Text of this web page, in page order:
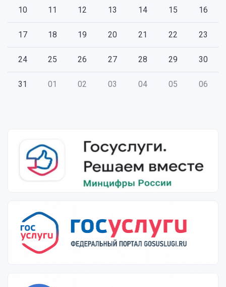
10 11 12 13 14 15 16
17 18 19 20 21 22 23
24 25 26 27 28 29 30
31 01 02 03 04 05 06